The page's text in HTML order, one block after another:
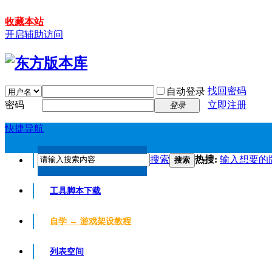
收藏本站
开启辅助访问
自动登录 找回密码
密码
登录 立即注册
快捷导航
传奇版本库传奇版本库
工具脚本下载
自学 → 游戏架设教程
列表空间
搜索 搜索 热搜: 输入想要的